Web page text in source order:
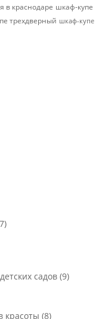
в краснодаре шкаф-купе
трехдверный шкаф-купе
садов (9)
красоты (8)